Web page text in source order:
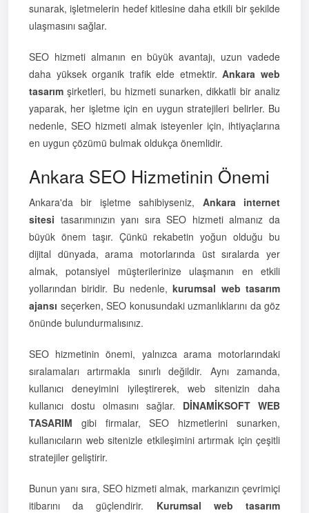
sunarak, işletmelerin hedef kitlesine daha etkili bir şekilde
ulaşmasını sağlar.
SEO hizmeti almanın en büyük avantajı, uzun vadede
daha yüksek organik trafik elde etmektir.Ankara web
tasarım şirketleri, bu hizmeti sunarken, dikkatli bir analiz
yaparak, her işletme için en uygun stratejileri belirler. Bu
nedenle, SEO hizmeti almak isteyenler için, ihtiyaçlarına
en uygun çözümü bulmak oldukça önemlidir.
Ankara SEO Hizmetinin Önemi
Ankara'da bir işletme sahibiyseniz, Ankara internet
sitesi tasarımınızın yanı sıra SEO hizmeti almanız da
büyük önem taşır. Çünkü rekabetin yoğun olduğu bu
dijital dünyada, arama motorlarında üst sıralarda yer
almak, potansiyel müşterilerinize ulaşmanın en etkili
yollarından biridir. Bu nedenle,kurumsal web tasarım
ajansı seçerken, SEO konusundaki uzmanlıklarını da göz
önünde bulundurmalısınız.
SEO hizmetinin önemi, yalnızca arama motorlarındaki
sıralamaları artırmakla sınırlı değildir. Aynı zamanda,
kullanıcı deneyimini iyileştirerek, web sitenizin daha
kullanıcı dostu olmasını sağlar. DİNAMİKSOFT WEB
TASARIM gibi firmalar, SEO hizmetlerini sunarken,
kullanıcıların web sitenizle etkileşimini artırmak için çeşitli
stratejiler geliştirir.
Bunun yanı sıra, SEO hizmeti almak, markanızın çevrimiçi
itibarını da güçlendirir. Kurumsal web tasarım